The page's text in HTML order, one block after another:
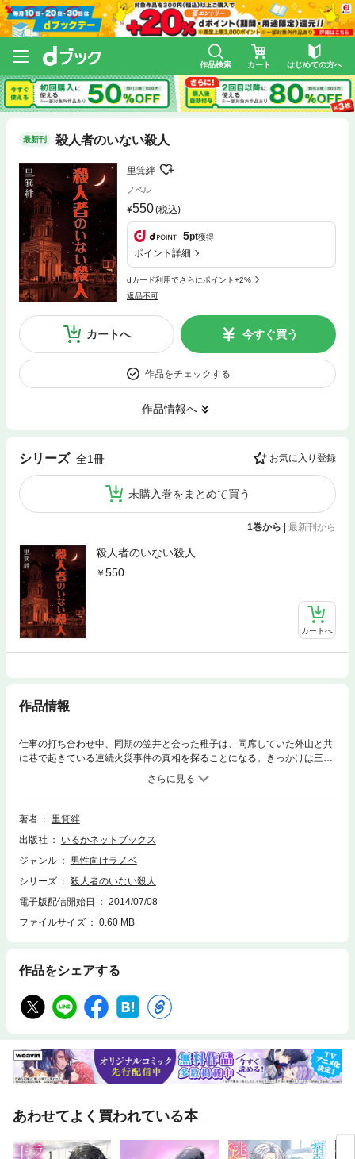
作品検索 カート はじめての方へ
最新刊 殺人者のいない殺人
里箕絆
ノベル
550(税込)
5pt獲得
ポイント詳細
dカード利用でさらにポイント+2%
返品不可
カートへ 今すぐ買う
作品をチェックする
作品情報へ
シリーズ 全1冊 お気に入り登録
未購入巻をまとめて買う
1巻から | 最新刊から
殺人者のいない殺人
550
カートへ
作品情報
仕事の打ち合わせ中、同期の笠井と会った稚子は、同席していた外山と共
に巷で起きている連続火災事件の真相を探ることになる。きっかけは三件
目に起きた火災事件で見つかった複数の白骨化した人骨だった。それぞれ
がそれぞれのツテを使い真実へと突き進む。事件後、トリックを明かす謎
のネット小説、唯一の生存者が持つ鍵、それらがひとつになった時──
著者
里箕絆
出版社
いるかネットブックス
ジャンル
男性向けラノベ
シリーズ
殺人者のいない殺人
電子版配信開始日
2014/07/08
ファイルサイズ
0.60 MB
作品をシェアする
あわせてよく買われている本